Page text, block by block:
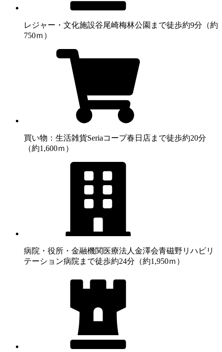
レジャー・文化施設谷尾崎梅林公園まで徒歩約9分（約
750ｍ）
買い物：生活雑貨Seriaコープ春日店まで徒歩約20分
（約1,600ｍ）
病院・役所・金融機関 医療法人金澤会青磁野リハビリ
テーション病院まで徒歩約24分（約1,950ｍ）